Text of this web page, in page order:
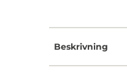
Beskrivning